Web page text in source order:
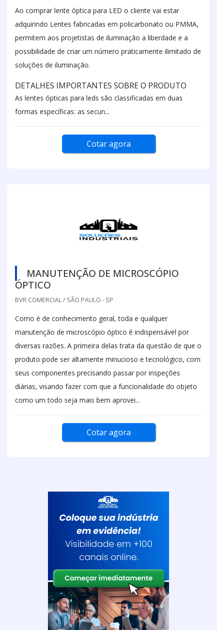
Ao comprar lente óptica para LED o cliente vai estar
adquirindo Lentes fabricadas em policarbonato ou PMMA,
permitem aos projetistas de iluminação a liberdade e a
possibilidade de criar um número praticamente ilimitado de
soluções de iluminação.
DETALHES IMPORTANTES SOBRE O PRODUTO
As lentes ópticas para leds são classificadas em duas
formas específicas: as secun...
Cotar agora
MANUTENÇÃO DE MICROSCÓPIO
ÓPTICO
BVR COMERCIAL / SÃO PAULO - SP
Como é de conhecimento geral, toda e qualquer
manutenção de microscópio óptico é indispensável por
diversas razões. A primeira delas trata da questão de que o
produto pode ser altamente minucioso e tecnológico, com
seus componentes precisando passar por inspeções
diárias, visando fazer com que a funcionalidade do objeto
como um todo seja mais bem aprovei...
Cotar agora